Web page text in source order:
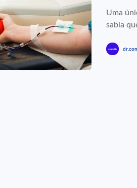
Uma
sabia